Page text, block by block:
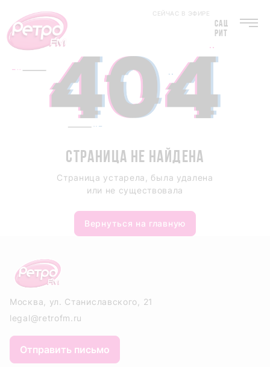
СЕЙЧАС В ЭФИРЕ
САША СВЕТЛОВ
РИТА
СТРАНИЦА НЕ НАЙДЕНА
Страница устарела, была удалена
или не существовала
Вернуться на главную
Москва, ул. Станиславского, 21
legal@retrofm.ru
Отправить письмо